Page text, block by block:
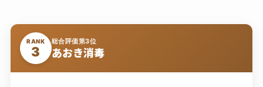
RANK
3
総合評価第3位
あおき消毒